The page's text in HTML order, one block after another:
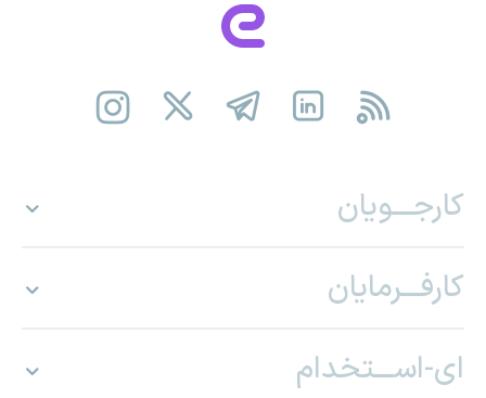
کارجـــویان
کارفـــرمایان
ای-اســـتخدام